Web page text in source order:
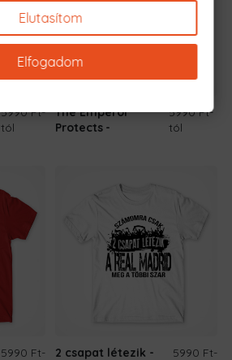
5990 Ft-
tól
The Emperor
Protects
5990 Ft-
tól
5990 Ft-
2 csapat létezik -
5990 Ft-
Elutasítom
Elfogadom